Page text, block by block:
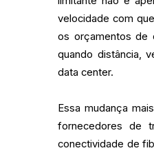
velocidade com
os orçamentos de
quando distância,
data center.
Essa mudança
fornecedores de
conectividade de